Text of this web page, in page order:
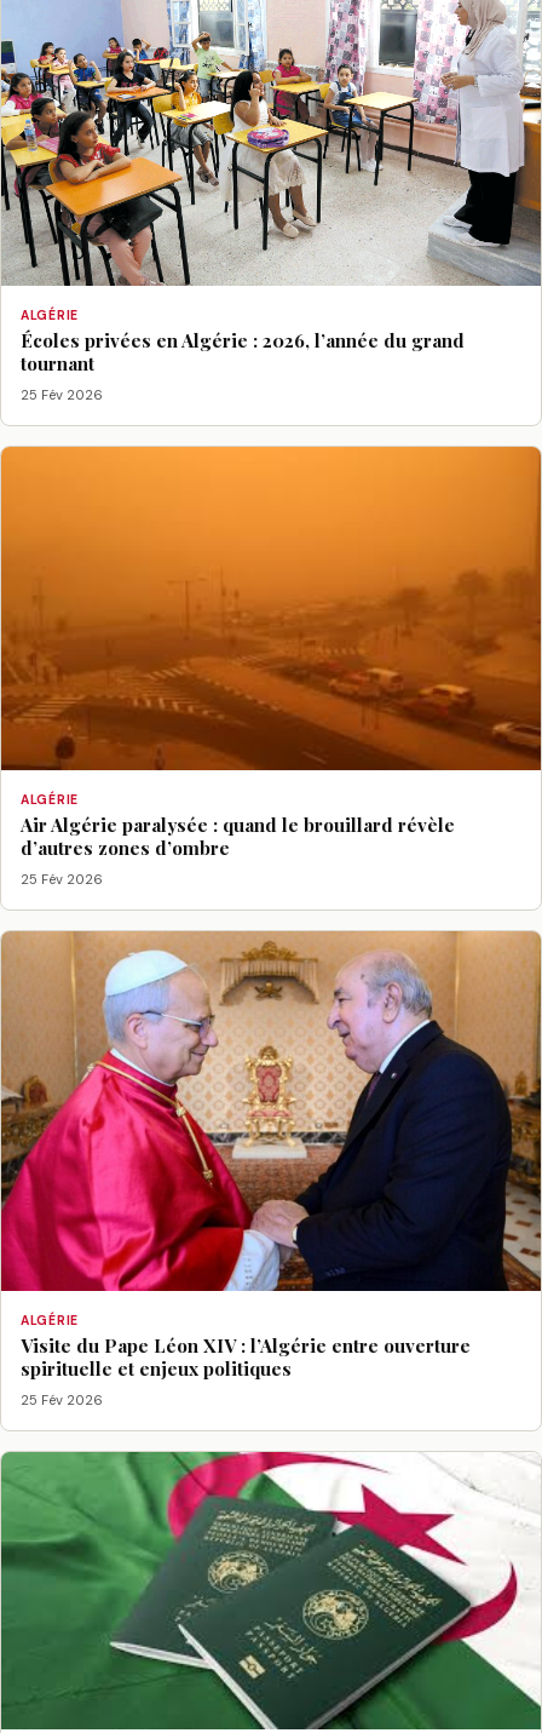
ALGÉRIE
Écoles privées en Algérie : 2026, l’année du grand
tournant
25 Fév 2026
ALGÉRIE
Air Algérie paralysée : quand le brouillard révèle
d’autres zones d’ombre
25 Fév 2026
ALGÉRIE
Visite du Pape Léon XIV : l’Algérie entre ouverture
spirituelle et enjeux politiques
25 Fév 2026